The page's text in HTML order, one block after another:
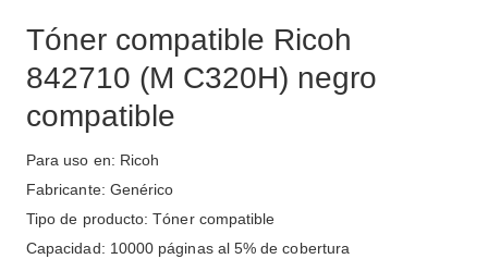
Tóner compatible Ricoh
842710 (M C320H) negro
compatible
Para uso en: Ricoh
Fabricante: Genérico
Tipo de producto: Tóner compatible
Capacidad: 10000 páginas al 5% de cobertura